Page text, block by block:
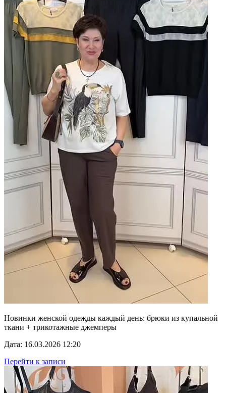
Новинки женской одежды каждый день: брюки из купальной
ткани + трикотажные джемперы
Дата: 16.03.2026 12:20
Перейти к записи